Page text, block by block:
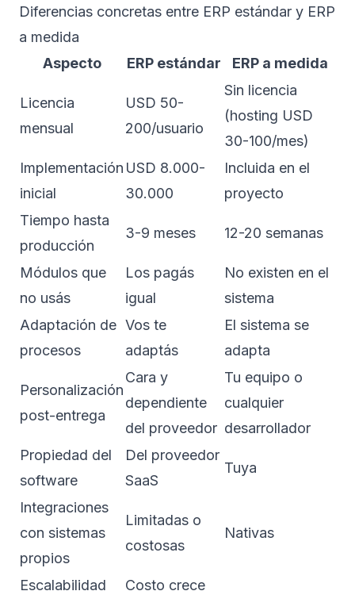
Diferencias concretas entre ERP estándar y ERP
a medida
Aspecto
ERP estándar ERP a medida
Licencia
mensual
USD 50-
200/usuario
Sin licencia
(hosting USD
30-100/mes)
Implementación
inicial
USD 8.000-
30.000
Incluida en el
proyecto
Tiempo hasta
producción
3-9 meses 12-20 semanas
Módulos que
no usás
Los pagás
igual
No existen en el
sistema
Adaptación de
procesos
Vos te
adaptás
El sistema se
adapta
Personalización
post-entrega
Cara y
dependiente
del proveedor
Tu equipo o
cualquier
desarrollador
Propiedad del
software
Del proveedor
SaaS
Tuya
Integraciones
con sistemas
propios
Limitadas o
costosas
Nativas
Escalabilidad
Costo crece